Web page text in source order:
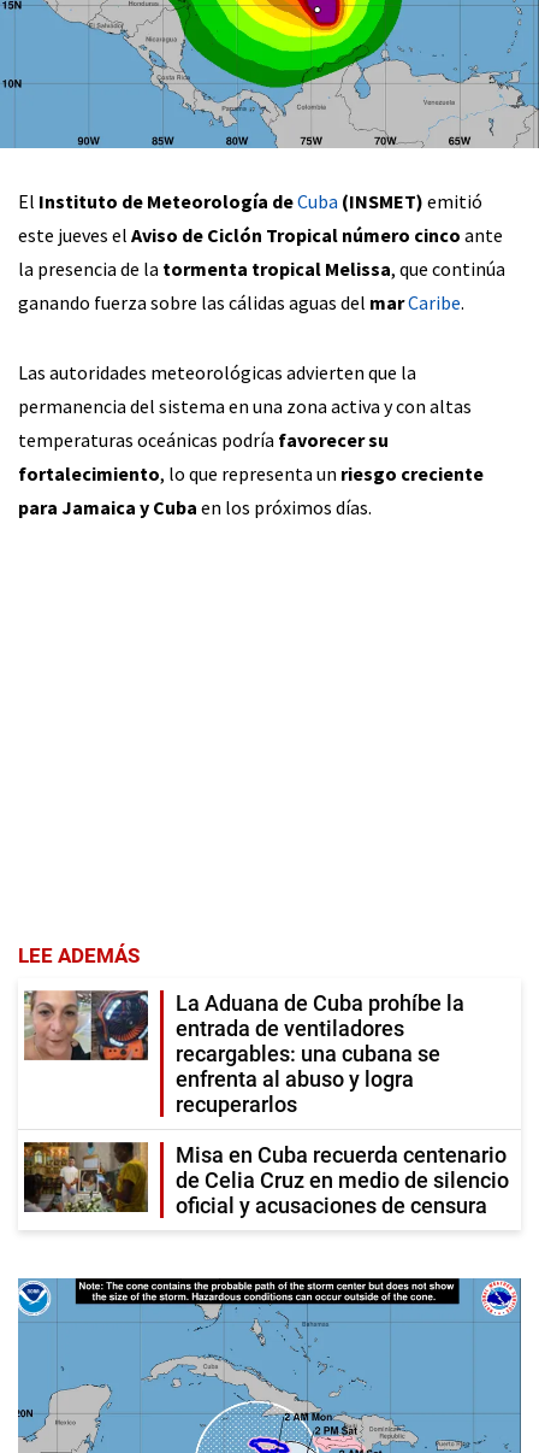
El Instituto de Meteorología deCuba (INSMET) emitió
este jueves el Aviso de Ciclón Tropical número cinco ante
la presencia de la tormenta tropical Melissa, que continúa
ganando fuerza sobre las cálidas aguas del marCaribe.
Las autoridades meteorológicas advierten que la
permanencia del sistema en una zona activa y con altas
temperaturas oceánicas podría favorecer su
fortalecimiento, lo que representa un riesgo creciente
para Jamaica y Cuba en los próximos días.
LEE ADEMÁS
La Aduana de Cuba prohíbe la
entrada de ventiladores
recargables: una cubana se
enfrenta al abuso y logra
recuperarlos
Misa en Cuba recuerda centenario
de Celia Cruz en medio de silencio
oficial y acusaciones de censura